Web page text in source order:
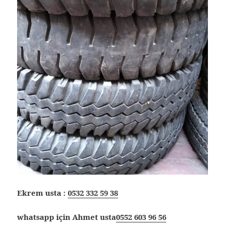
Ekrem usta :0532 332 59 38
whatsapp için Ahmet usta0552 603 96 56